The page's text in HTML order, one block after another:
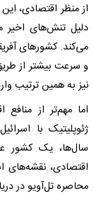
از منظر اقتصادی،
دلیل تنش‌های اخیر
می‌کند. کشورهای
و سرعت بیشتر از
نیز به همین ترتیب
اما مهم‌تر از
ژئوپلیتیک با
سال‌ها، یک کشور
اقتصادی، نقشه‌های
محاصره تل‌آویو در